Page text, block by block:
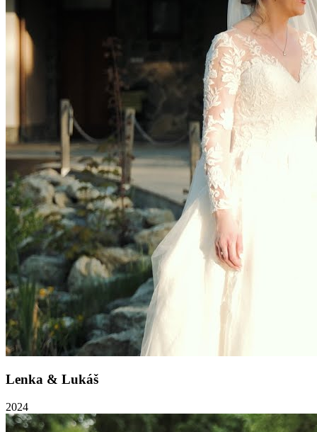
Lenka & Lukáš
2024